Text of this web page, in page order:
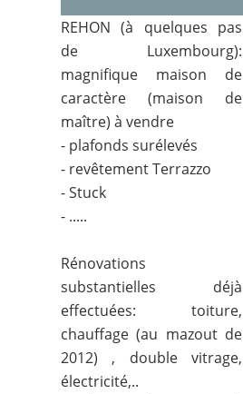
REHON (à quelques pas
de Luxembourg):
magnifique maison de
caractère (maison de
maître) à vendre
- plafonds surélevés
- revêtement Terrazzo
- Stuck
- .....
Rénovations
substantielles déjà
effectuées: toiture,
chauffage (au mazout de
2012) , double vitrage,
électricité,..